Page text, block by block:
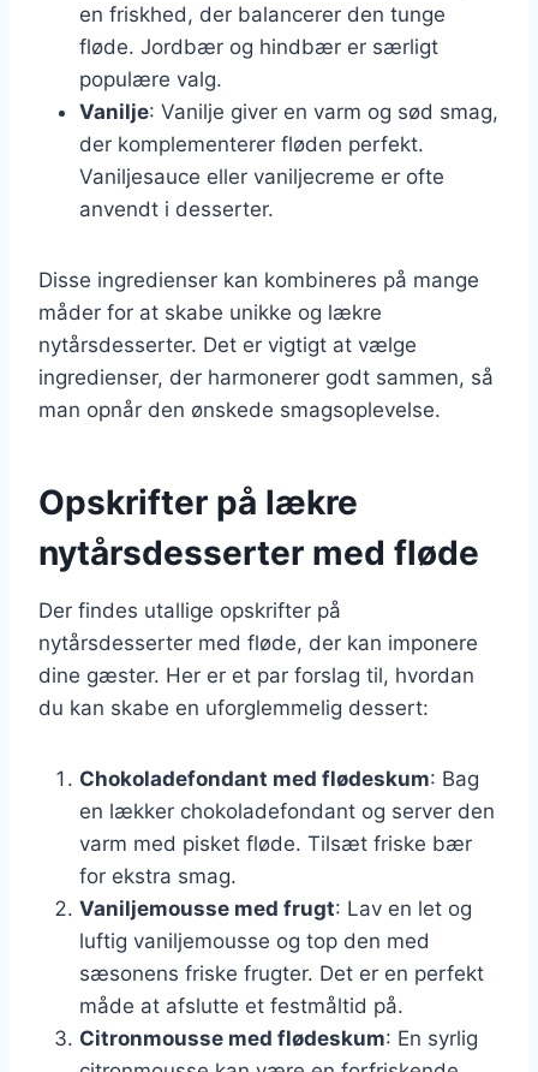
en friskhed, der balancerer den tunge
fløde. Jordbær og hindbær er særligt
populære valg.
Vanilje: Vanilje giver en varm og sød smag,
der komplementerer fløden perfekt.
Vaniljesauce eller vaniljecreme er ofte
anvendt i desserter.
Disse ingredienser kan kombineres på mange
måder for at skabe unikke og lækre
nytårsdesserter. Det er vigtigt at vælge
ingredienser, der harmonerer godt sammen, så
man opnår den ønskede smagsoplevelse.
Opskrifter på lækre
nytårsdesserter med fløde
Der findes utallige opskrifter på
nytårsdesserter med fløde, der kan imponere
dine gæster. Her er et par forslag til, hvordan
du kan skabe en uforglemmelig dessert:
Chokoladefondant med flødeskum: Bag
en lækker chokoladefondant og server den
varm med pisket fløde. Tilsæt friske bær
for ekstra smag.
Vaniljemousse med frugt: Lav en let og
luftig vaniljemousse og top den med
sæsonens friske frugter. Det er en perfekt
måde at afslutte et festmåltid på.
Citronmousse med flødeskum: En syrlig